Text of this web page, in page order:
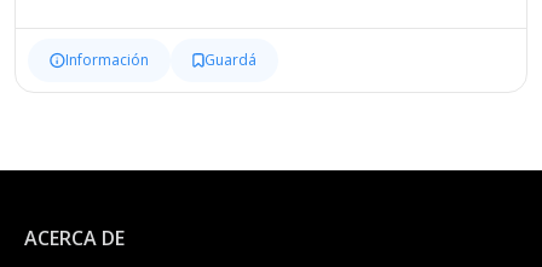
Información Guardá
ACERCA DE